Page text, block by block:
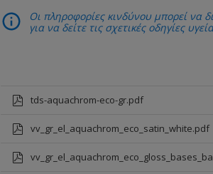
Οι πληροφορίες κινδύνου μπορεί να
για να δείτε τις σχετικές οδηγίες
tds-aquachrom-eco-gr.pdf
vv_gr_el_aquachrom_eco_satin_white.pdf